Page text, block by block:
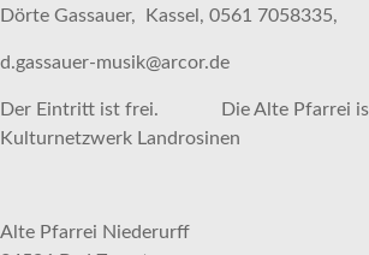
Dörte Gassauer, Kassel, 0561 7058335,
d.gassauer-musik@arcor.de
Der Eintritt ist frei. Die Alte Pfarrei ist
Kulturnetzwerk Landrosinen
Alte Pfarrei Niederurff